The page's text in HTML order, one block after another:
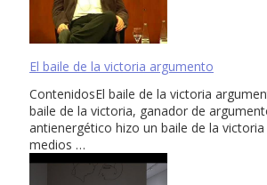
El baile de la victoria argumento
ContenidosEl baile de la victoria
baile de la victoria, ganador de
antienergético hizo un baile de la
medios …